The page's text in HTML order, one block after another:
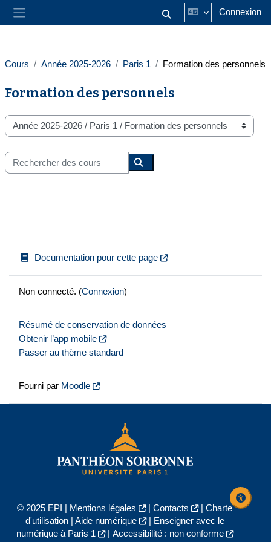
Panneau latéral Activer/désactiver la saisie
Connexion
Cours Année 2025-2026 Paris 1 Formation des personnels
Formation des personnels
Catégories de cours
Rechercher des cours
Documentation pour cette page
Non connecté. (Connexion)
Résumé de conservation de données
Obtenir l’app mobile
Passer au thème standard
Fourni par Moodle
© 2025 EPI | Mentions légales | Contacts | Charte
d'utilisation| Aide numérique |
Enseigner avec le
numérique à Paris 1
| Accessibilité : non conforme